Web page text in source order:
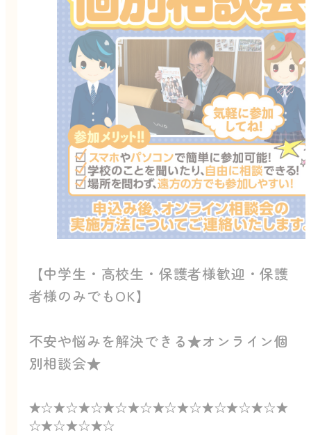
【中学生・高校生・保護者様歓迎・保護
者様のみでもOK】
不安や悩みを解決できる★オンライン個
別相談会★
★☆★☆★☆★☆★☆★☆★☆★☆★☆★☆★
☆★☆★☆★☆